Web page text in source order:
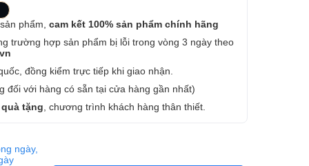
phẩm, cam kết 100% sản phẩm chính hãng
trường hợp sản phẩm bị lỗi trong vòng 3 ngày theo
đồng kiểm trực tiếp khi giao nhận.
đối với hàng có sẵn tại cửa hàng gần nhất)
tặng , chương trình khách hàng thân thiết.
ngày,